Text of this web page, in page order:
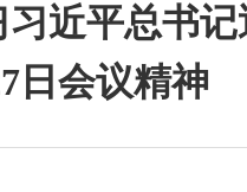
近平总书记
日会议精神